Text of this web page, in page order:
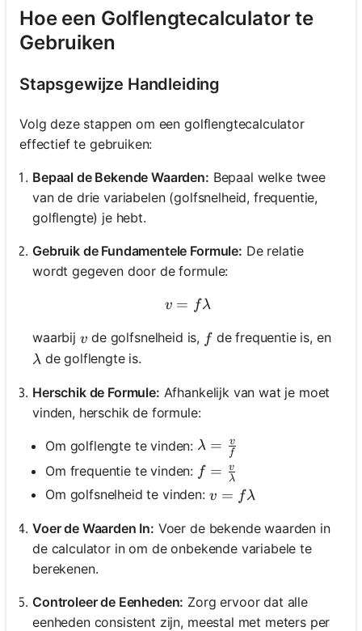
Hoe een Golflengtecalculator te
Gebruiken
Stapsgewijze Handleiding
Volg deze stappen om een golflengtecalculator
effectief te gebruiken:
Bepaal de Bekende Waarden: Bepaal welke twee
van de drie variabelen (golfsnelheid, frequentie,
golflengte) je hebt.
Gebruik de Fundamentele Formule: De relatie
wordt gegeven door de formule:
v = f \lambda
v = fλ
waarbij v
v de golfsnelheid is, ffde frequentie is, en
\lambda
λ de golflengte is.
Herschik de Formule: Afhankelijk van wat je moet
vinden, herschik de formule:
Om golflengte te vinden: \lambda = \frac{v}{f}
λ = f
v
Om frequentie te vinden: f = \frac{v}{\lambda}
f = λ
v
Om golfsnelheid te vinden: v = f \lambda
v = fλ
Voer de Waarden In: Voer de bekende waarden in
de calculator in om de onbekende variabele te
berekenen.
Controleer de Eenheden: Zorg ervoor dat alle
eenheden consistent zijn, meestal met meters per